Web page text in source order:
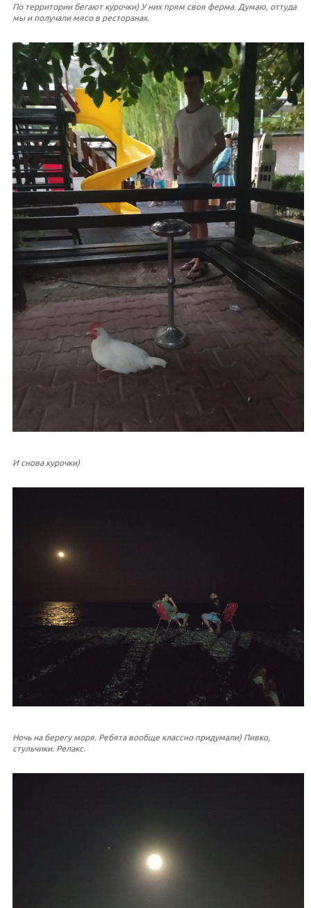
По территории бегают курочки) У них прям своя ферма. Думаю, оттуда
мы и получали мясо в ресторанах.
И снова курочки)
Ночь на берегу моря. Ребята вообще классно придумали) Пивко,
стульчики. Релакс.